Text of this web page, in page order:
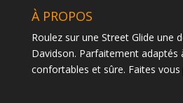
À PROPOS
Roulez sur une Street Glide une
Davidson. Parfaitement adaptés
confortables et sûre. Faites vous